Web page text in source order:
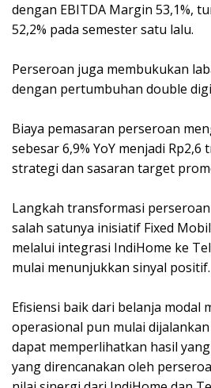
dengan EBITDA Margin 53,1%,
52,2% pada semester satu lalu.
Perseroan juga membukukan
dengan pertumbuhan double
Biaya pemasaran perseroan
sebesar 6,9% YoY menjadi
strategi dan sasaran target
Langkah transformasi perseroan
salah satunya inisiatif Fixed
melalui integrasi IndiHome ke
mulai menunjukkan sinyal positif.
Efisiensi baik dari belanja modal
operasional pun mulai
dapat memperlihatkan hasil
yang direncanakan oleh